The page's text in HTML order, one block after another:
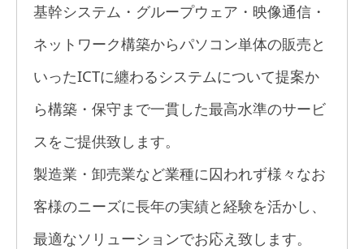
基幹システム・グループウェア・映像通信・
ネットワーク構築からパソコン単体の販売と
いったICTに纏わるシステムについて提案か
ら構築・保守まで一貫した最高水準のサービ
スをご提供致します。
製造業・卸売業など業種に囚われず様々なお
客様のニーズに長年の実績と経験を活かし、
最適なソリューションでお応え致します。